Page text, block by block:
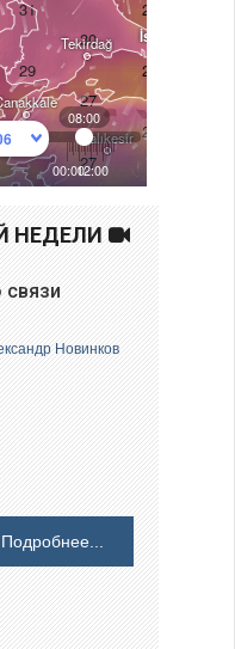
НЕДЕЛИ
связи
Новинков
Подробнее...